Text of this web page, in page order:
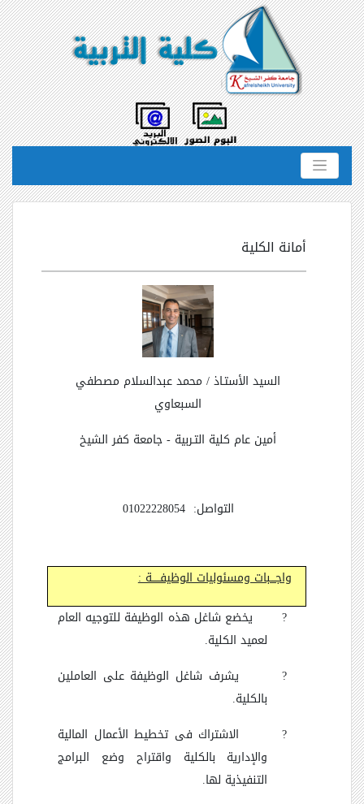
أمانة الكلية
السيد الأستـاذ / محمد عبدالسلام مصطفي
السبعاوي
أمين عام كلية التـربية - جامعة كفر الشيخ
التواصل: 01022228054
واجـــبات ومسئوليات الوظيفـــــة :
?
يخضع شاغل هذه الوظيفة للتوجيه العام
لعميد الكلية.
?
يشرف شاغل الوظيفة على العاملين
بالكلية.
?
الاشتراك فى تخطيط الأعمال المالية
والإدارية بالكلية واقتراح وضع البرامج
التنفيذية لها.